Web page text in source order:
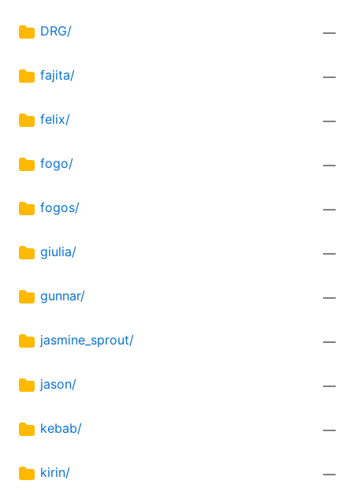
DRG/ —
fajita/ —
felix/ —
fogo/ —
fogos/ —
giulia/ —
gunnar/ —
jasmine_sprout/ —
jason/ —
kebab/ —
kirin/ —